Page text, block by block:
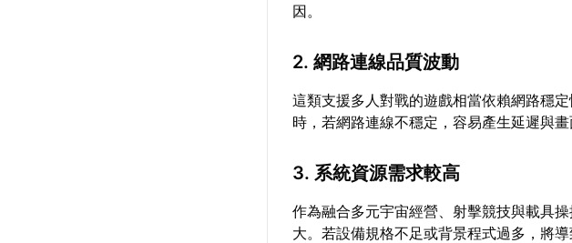
因。
2. 網路連線品質波動
這類支援多人對戰的遊戲相當依賴網路穩
時，若網路連線不穩定，容易產生延遲與畫
3. 系統資源需求較高
作為融合多元宇宙經營、射擊競技與載具
大。若設備規格不足或背景程式過多，將導